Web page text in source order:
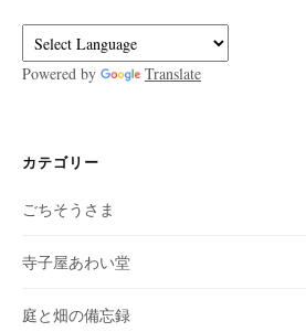
Powered by Translate
カテゴリー
ごちそうさま
寺子屋あわい堂
庭と畑の備忘録